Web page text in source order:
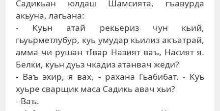
Садикьан юлдаш Шамсията, гъавурда
акьуна, лагьана:
- Куьн атай рекьериз чун кьий,
гьуьрметлубур, куь умудар кьилиз акъатрай,
амма чи рушан тIвар Назият ваъ, Насият я.
Белки, куьн дуьз чкадиз атанвач жеди?
- Ваъ эхир, я вах, - рахана Гьабибат. - Куь
хуьре сварщик маса Садикь авач хьи?
- Ваъ.